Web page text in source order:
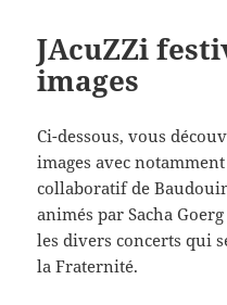
JAcuZZi
images
Ci-dessous, vous
images avec
collaboratif de
animés par Sacha
les divers concerts qui
la Fraternité.